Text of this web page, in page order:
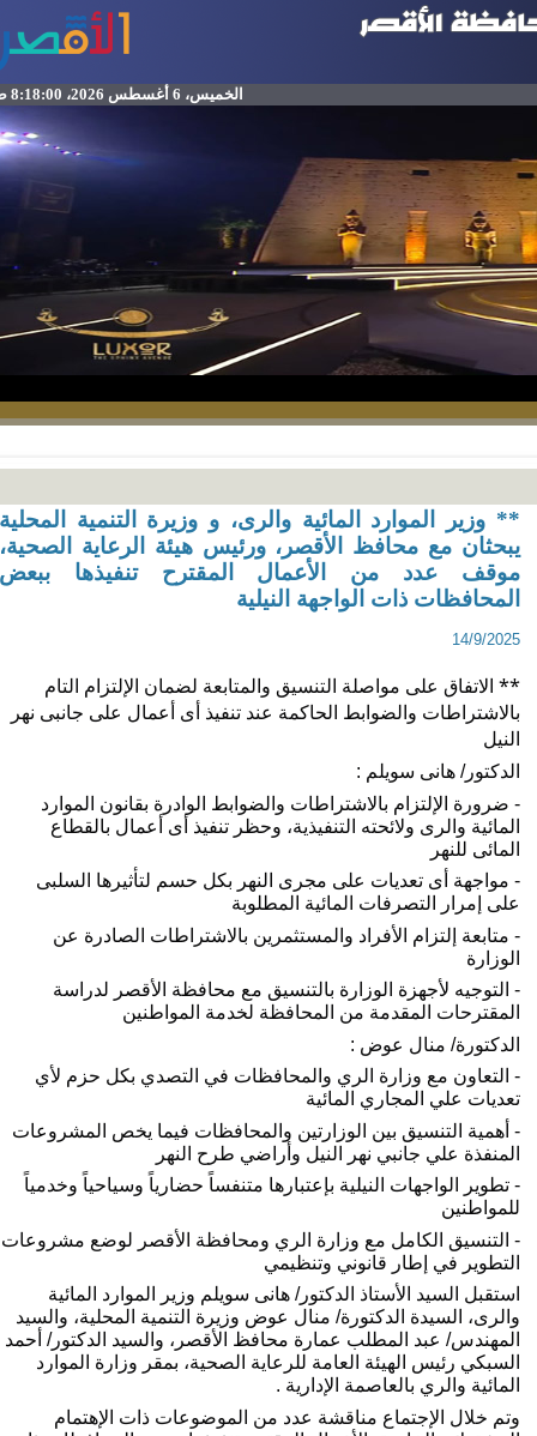
الخميس، 6 أغسطس 2026، 8:18:00 ص
وزير الموارد المائية والرى، و وزيرة التنمية المحلية
مع محافظ الأقصر، ورئيس هيئة الرعاية الصحية،
عدد من الأعمال المقترح تنفيذها ببعض
ذات الواجهة النيلية
14/9/
** الاتفاق على مواصلة التنسيق والمتابعة لضمان الإلتزام التام
بالاشتراطات والضوابط الحاكمة عند تنفيذ أى أعمال على جانبى نهر
هانى سويلم :
- ضرورة الإلتزام بالاشتراطات والضوابط الوادرة بقانون الموارد
المائية والرى ولائحته التنفيذية، وحظر تنفيذ أى أعمال بالقطاع
للنهر
- مواجهة أى تعديات على مجرى النهر بكل حسم لتأثيرها السلبى
إمرار التصرفات المائية المطلوبة
- متابعة إلتزام الأفراد والمستثمرين بالاشتراطات الصادرة عن
- التوجيه لأجهزة الوزارة بالتنسيق مع محافظة الأقصر لدراسة
المقدمة من المحافظة لخدمة المواطنين
منال عوض :
- التعاون مع وزارة الري والمحافظات في التصدي بكل حزم لأي
علي المجاري المائية
- أهمية التنسيق بين الوزارتين والمحافظات فيما يخص المشروعات
علي جانبي نهر النيل وأراضي طرح النهر
- تطوير الواجهات النيلية بإعتبارها متنفساً حضارياً وسياحياً وخدمياً
- التنسيق الكامل مع وزارة الري ومحافظة الأقصر لوضع مشروعات
في إطار قانوني وتنظيمي
استقبل السيد الأستاذ الدكتور/ هانى سويلم وزير الموارد المائية
والرى، السيدة الدكتورة/ منال عوض وزيرة التنمية المحلية، والسيد
المهندس/ عبد المطلب عمارة محافظ الأقصر، والسيد الدكتور/ أحمد
السبكي رئيس الهيئة العامة للرعاية الصحية، بمقر وزارة الموارد
والري بالعاصمة الإدارية .
وتم خلال الإجتماع مناقشة عدد من الموضوعات ذات الإهتمام